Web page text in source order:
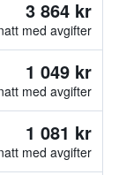
3 864 kr
med avgifter
1 049 kr
med avgifter
1 081 kr
med avgifter